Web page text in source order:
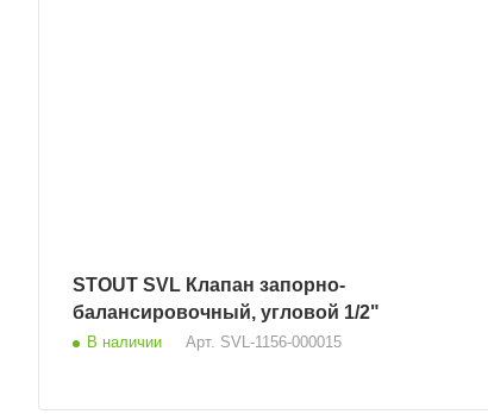
STOUT SVL Клапан запорно-
балансировочный, угловой 1/2"
В наличии Арт. SVL-1156-000015